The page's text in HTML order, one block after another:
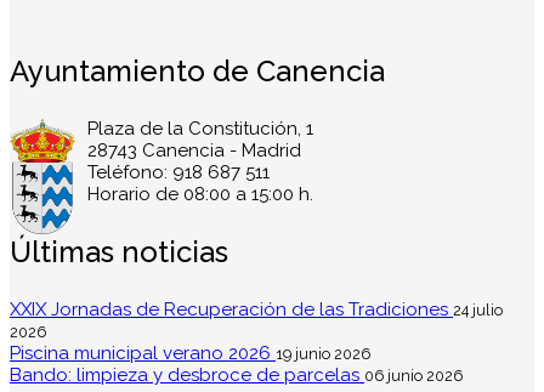
Ayuntamiento de Canencia
Plaza de la Constitución, 1
28743 Canencia - Madrid
Teléfono: 918 687 511
Horario de 08:00 a 15:00 h.
Últimas noticias
XXIX Jornadas de Recuperación de las Tradiciones 24 julio
2026
Piscina municipal verano 2026 19 junio 2026
Bando: limpieza y desbroce de parcelas 06 junio 2026